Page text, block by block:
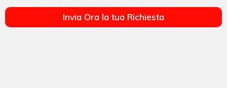
Invia Ora la tua Richiesta